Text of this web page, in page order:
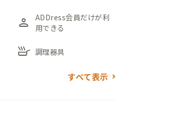
規模住宅でありながら、家
させる家です。
person
ADDress会員だけが利
用できる
skillet 調理器具
すべて表示